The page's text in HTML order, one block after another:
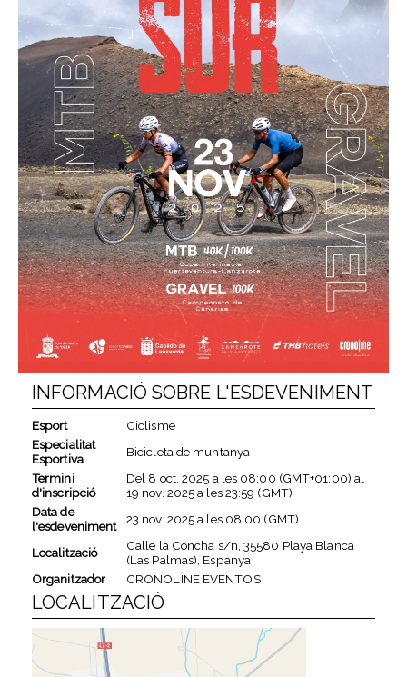
INFORMACIÓ SOBRE L'ESDEVENIMENT
Esport
Ciclisme
Especialitat
Esportiva
Bicicleta de muntanya
Termini
d'inscripció
Del 8 oct. 2025 a les 08:00 (GMT+01:00) al
19 nov. 2025a les23:59 (GMT)
Data de
l'esdeveniment
23 nov. 2025a les 08:00 (GMT)
Localització
Calle la Concha s/n, 35580 Playa Blanca
(Las Palmas), Espanya
Organitzador
CRONOLINE EVENTOS
LOCALITZACIÓ